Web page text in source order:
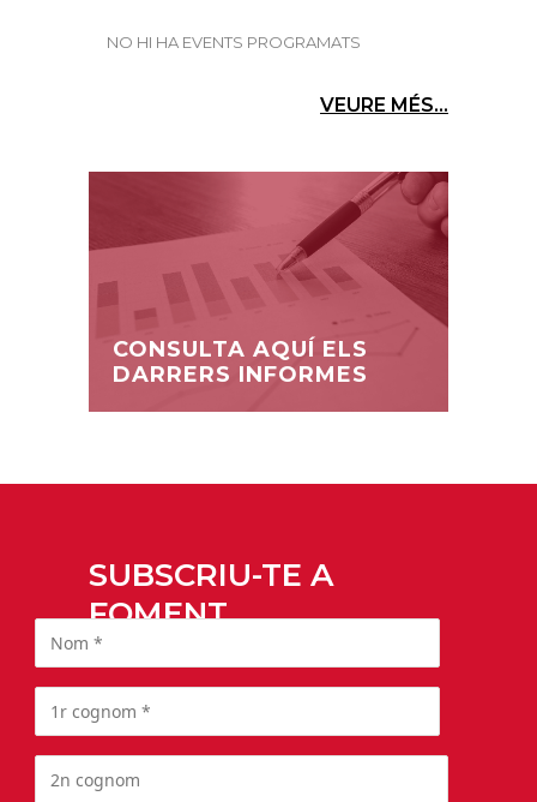
NO HI HA EVENTS PROGRAMATS
VEURE MÉS...
CONSULTA AQUÍ ELS
DARRERS INFORMES
SUBSCRIU-TE A
FOMENT